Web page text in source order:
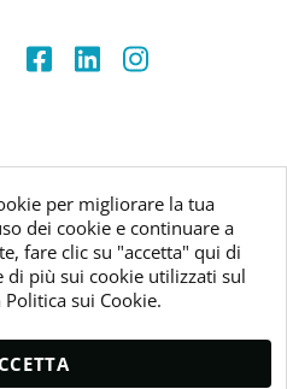
per migliorare la tua
dei cookie e continuare a
fare clic su "accetta" qui di
di più sui cookie utilizzati sul
sui Cookie.